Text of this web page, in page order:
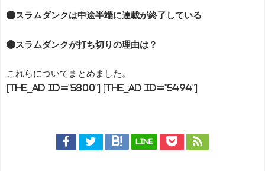
●スラムダンクは中途半端に連載が終了している
●スラムダンクが打ち切りの理由は？
これらについてまとめました。
[the_ad id="5800"] [the_ad id="5494"]
LINE